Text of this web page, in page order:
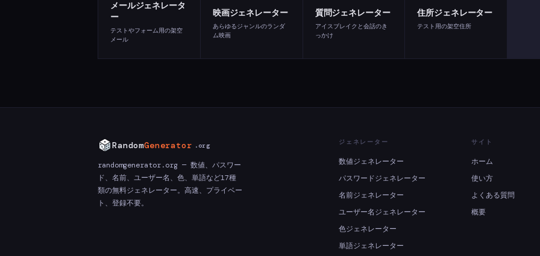
メールジェネレータ
ー
テストやフォーム用の架空
メール
映画ジェネレーター
あらゆるジャンルのランダ
ム映画
質問ジェネレーター
アイスブレイクと会話のき
っかけ
住所ジェネレーター
テスト用の架空住所
RandomGenerator .org
randomgenerator.org — 数値、パスワー
ド、名前、ユーザー名、色、単語など17種
類の無料ジェネレーター。高速、プライベー
ト、登録不要。
ジェネレーター
数値ジェネレーター
パスワードジェネレーター
名前ジェネレーター
ユーザー名ジェネレーター
色ジェネレーター
単語ジェネレーター
サイト
ホーム
使い方
よくある質問
概要